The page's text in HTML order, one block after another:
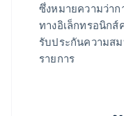
ซึ่งหมายความว่าก
ทางอิเล็กทรอนิก
รับประกันความส
รายการ